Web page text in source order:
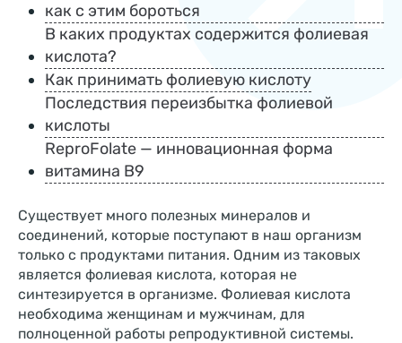
как с этим бороться
В каких продуктах содержится фолиевая
кислота?
Как принимать фолиевую кислоту
Последствия переизбытка фолиевой
кислоты
ReproFolate — инновационная форма
витамина В9
Существует много полезных минералов и
соединений, которые поступают в наш организм
только с продуктами питания. Одним из таковых
является фолиевая кислота, которая не
синтезируется в организме. Фолиевая кислота
необходима женщинам и мужчинам, для
полноценной работы репродуктивной системы.